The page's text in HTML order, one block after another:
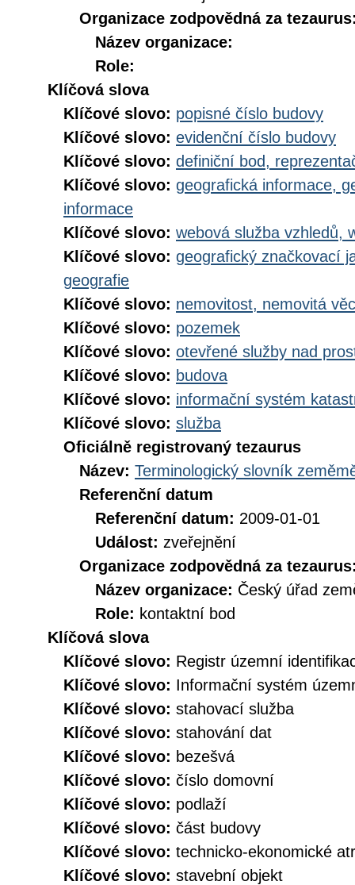
Organizace zodpovědná za
Název organizace:
Role:
Klíčová slova
Klíčové slovo: popisné číslo budovy
Klíčové slovo: evidenční číslo budovy
Klíčové slovo: definiční bod,
Klíčové slovo: geografická informace,
informace
Klíčové slovo: webová služba vzhledů,
Klíčové slovo: geografický značkovací
geografie
Klíčové slovo: nemovitost, nemovitá věc
Klíčové slovo: pozemek
Klíčové slovo: otevřené služby nad
Klíčové slovo: budova
Klíčové slovo: informační systém
Klíčové slovo: služba
Oficiálně registrovaný tezaurus
Název: Terminologický slovník
Referenční datum
Referenční datum: 2009-01-01
Událost: zveřejnění
Organizace zodpovědná za
Název organizace: Český úřad
Role: kontaktní bod
Klíčová slova
Klíčové slovo: Registr územní
Klíčové slovo: Informační systém
Klíčové slovo: stahovací služba
Klíčové slovo: stahování dat
Klíčové slovo: bezešvá
Klíčové slovo: číslo domovní
Klíčové slovo: podlaží
Klíčové slovo: část budovy
Klíčové slovo: technicko-ekonomické
Klíčové slovo: stavební objekt